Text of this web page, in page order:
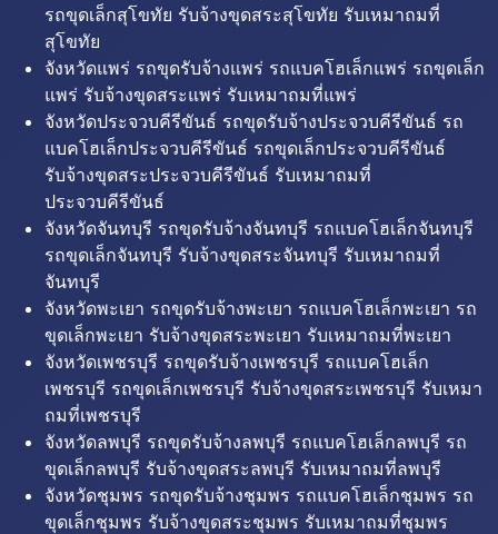
รถขุดเล็กสุโขทัย รับจ้างขุดสระสุโขทัย รับเหมาถมที่
สุโขทัย
จังหวัดแพร่ รถขุดรับจ้างแพร่ รถแบคโฮเล็กแพร่ รถขุดเล็ก
แพร่ รับจ้างขุดสระแพร่ รับเหมาถมที่แพร่
จังหวัดประจวบคีรีขันธ์ รถขุดรับจ้างประจวบคีรีขันธ์ รถ
แบคโฮเล็กประจวบคีรีขันธ์ รถขุดเล็กประจวบคีรีขันธ์
รับจ้างขุดสระประจวบคีรีขันธ์ รับเหมาถมที่
ประจวบคีรีขันธ์
จังหวัดจันทบุรี รถขุดรับจ้างจันทบุรี รถแบคโฮเล็กจันทบุรี
รถขุดเล็กจันทบุรี รับจ้างขุดสระจันทบุรี รับเหมาถมที่
จันทบุรี
จังหวัดพะเยา รถขุดรับจ้างพะเยา รถแบคโฮเล็กพะเยา รถ
ขุดเล็กพะเยา รับจ้างขุดสระพะเยา รับเหมาถมที่พะเยา
จังหวัดเพชรบุรี รถขุดรับจ้างเพชรบุรี รถแบคโฮเล็ก
เพชรบุรี รถขุดเล็กเพชรบุรี รับจ้างขุดสระเพชรบุรี รับเหมา
ถมที่เพชรบุรี
จังหวัดลพบุรี รถขุดรับจ้างลพบุรี รถแบคโฮเล็กลพบุรี รถ
ขุดเล็กลพบุรี รับจ้างขุดสระลพบุรี รับเหมาถมที่ลพบุรี
จังหวัดชุมพร รถขุดรับจ้างชุมพร รถแบคโฮเล็กชุมพร รถ
ขุดเล็กชุมพร รับจ้างขุดสระชุมพร รับเหมาถมที่ชุมพร